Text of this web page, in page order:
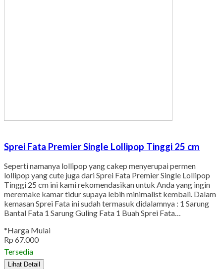
Sprei Fata Premier Single Lollipop Tinggi 25 cm
Seperti namanya lollipop yang cakep menyerupai permen
lollipop yang cute juga dari Sprei Fata Premier Single Lollipop
Tinggi 25 cm ini kami rekomendasikan untuk Anda yang ingin
meremake kamar tidur supaya lebih minimalist kembali. Dalam
kemasan Sprei Fata ini sudah termasuk didalamnya : 1 Sarung
Bantal Fata 1 Sarung Guling Fata 1 Buah Sprei Fata…
*Harga Mulai
Rp 67.000
Tersedia
Lihat Detail